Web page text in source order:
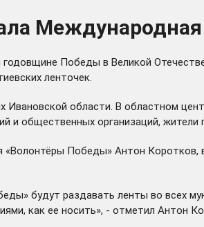
Международная
Победы в Великой
ленточек.
Ивановской области. В областном
и общественных организаций, жители
Победы» Антон
будут раздавать ленты во всех
как ее носить», - отметил Антон